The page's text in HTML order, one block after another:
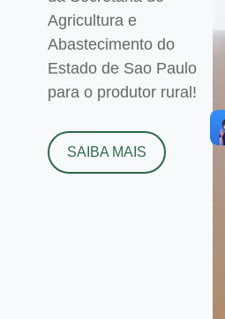
Agricultura e
Abastecimento do
Estado de Sao Paulo
para o produtor rural!
SAIBA MAIS